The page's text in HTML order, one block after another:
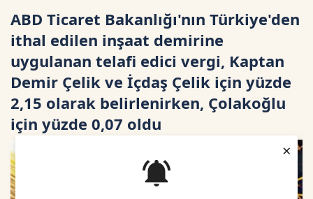
×
ABD Ticaret Bakanlığı'nın Türkiye'den
ithal edilen inşaat demirine
uygulanan telafi edici vergi, Kaptan
Demir Çelik ve İçdaş Çelik için yüzde
2,15 olarak belirlenirken, Çolakoğlu
için yüzde 0,07 oldu